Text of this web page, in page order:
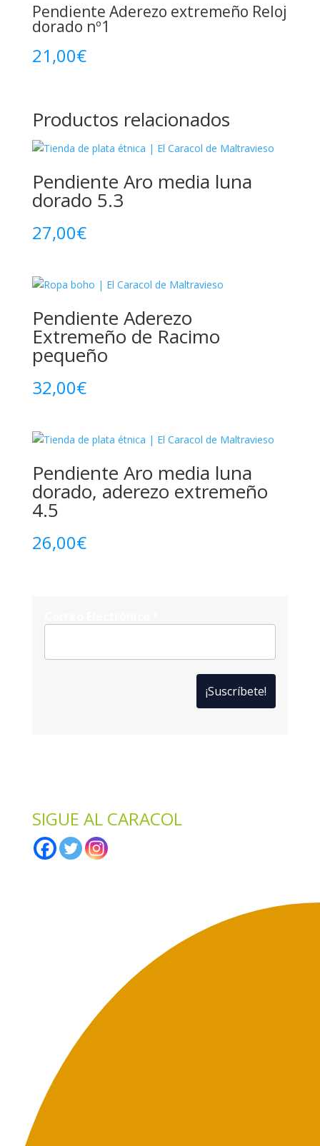
Pendiente Aderezo extremeño Reloj
dorado nº1
21,00€
Productos relacionados
Pendiente Aro media luna
dorado 5.3
27,00€
Pendiente Aderezo
Extremeño de Racimo
pequeño
32,00€
Pendiente Aro media luna
dorado, aderezo extremeño
4.5
26,00€
SIGUE AL CARACOL